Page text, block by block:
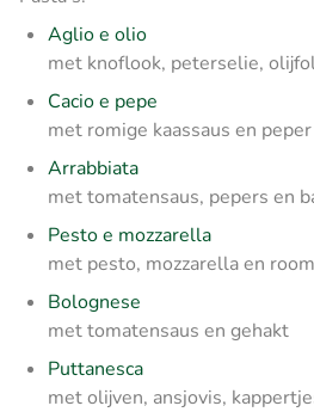
Aglio e olio
met knoflook, peterselie,
Cacio e pepe
met romige kaassaus en peper
Arrabbiata
met tomatensaus, pepers en
Pesto e mozzarella
met pesto, mozzarella en
Bolognese
met tomatensaus en gehakt
Puttanesca
met olijven, ansjovis,